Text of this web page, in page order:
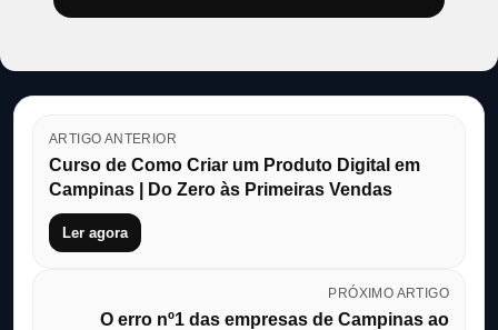
ARTIGO ANTERIOR
Curso de Como Criar um Produto Digital em
Campinas | Do Zero às Primeiras Vendas
Ler agora
PRÓXIMO ARTIGO
O erro nº1 das empresas de Campinas ao